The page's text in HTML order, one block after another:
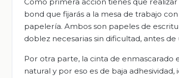
bond que fijarás a la mesa de trabajo
papelería. Ambos son papeles de
doblez necesarias sin dificultad, antes de
Por otra parte, la cinta de enmascarado
natural y por eso es de baja